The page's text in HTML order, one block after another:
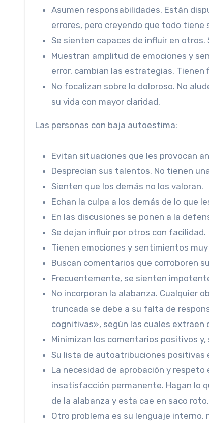
Asumen responsabilidades. Están
errores, pero creyendo que todo tiene
Se sienten capaces de influir en
Muestran amplitud de emociones y
error, cambian las estrategias.
No focalizan sobre lo doloroso. No
su vida con mayor claridad.
Las personas con baja autoestima:
Evitan situaciones que les provocan
Desprecian sus talentos. No tienen
Sienten que los demás no los valoran.
Echan la culpa a los demás de lo que
En las discusiones se ponen a la
Se dejan influir por otros con facilidad.
Tienen emociones y sentimientos
Buscan comentarios que corroboren
Frecuentemente, se sienten
No incorporan la alabanza. Cualquier
truncada se debe a su falta de
cognitivas», según las cuales extraen
Minimizan los comentarios positivos
Su lista de autoatribuciones positivas
La necesidad de aprobación y
insatisfacción permanente. Hagan lo
de la alabanza y esta cae en saco
Otro problema es su lenguaje interno,